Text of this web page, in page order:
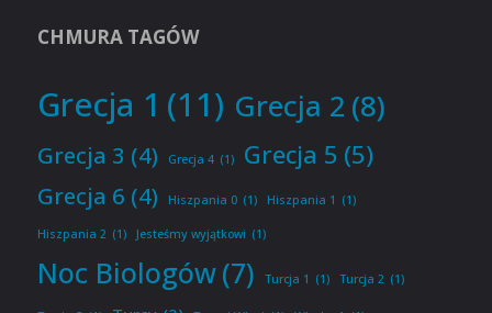
CHMURA TAGÓW
Grecja 1 (11) Grecja 2 (8)
Grecja 3 (4) Grecja 4 (1) Grecja 5 (5)
Grecja 6 (4) Hiszpania 0 (1) Hiszpania 1 (1)
Hiszpania 2 (1) Jesteśmy wyjątkowi (1)
Noc Biologów(7) Turcja 1 (1) Turcja 2 (1)